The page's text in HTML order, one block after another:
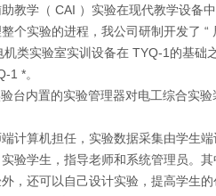
教学（ CAI ）实验在现代教学设备
个实验的进程，我公司研制开发了 “
类实验室实训设备在 TYQ-1的基础
1 *。
台内置的实验管理器对电工综合实
算机担任，实验数据采集由学生端
验学生，指导老师和系统管理员。
，还可以自己设计实验，提高学生